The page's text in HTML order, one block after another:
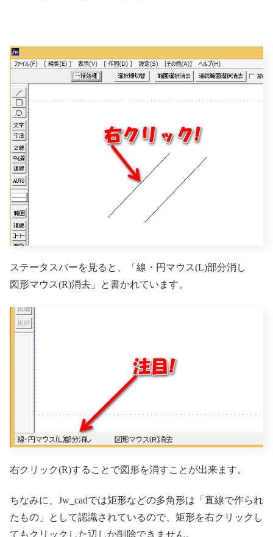
ステータスバーを見ると、「線・円マウス(L)部分消し
図形マウス(R)消去」と書かれています。
右クリック(R)することで図形を消すことが出来ます。
ちなみに、Jw_cadでは矩形などの多角形は「直線で作られ
たもの」として認識されているので、矩形を右クリックし
てもクリックした辺しか削除できません。